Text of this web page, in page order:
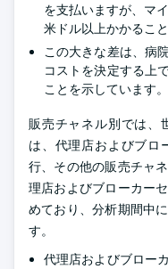
を支払いますが、マ
米ドル以上かかること
この大きな差は、病
コストを決定する上
ことを示しています。
販売チャネル別では、
は、代理店およびブロ
行、その他の販売チャ
理店およびブローカー
めており、分析期間中
す。
代理店およびブロー